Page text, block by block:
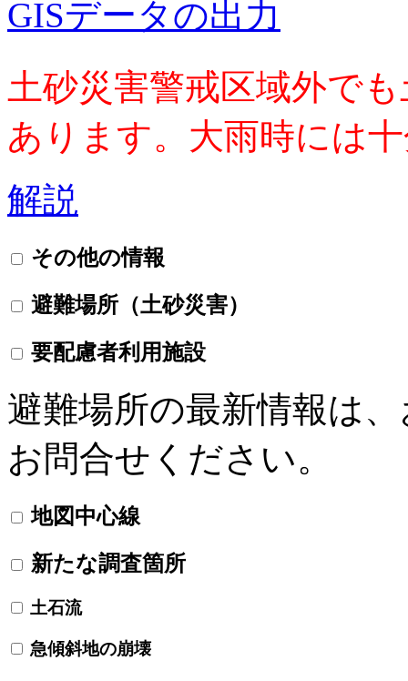
GISデータの出力
土砂災害警戒区域外で
あります。大雨時には
解説
その他の情報
避難場所（土砂災害）
要配慮者利用施設
避難場所の最新情報は
お問合せください。
地図中心線
新たな調査箇所
土石流
急傾斜地の崩壊